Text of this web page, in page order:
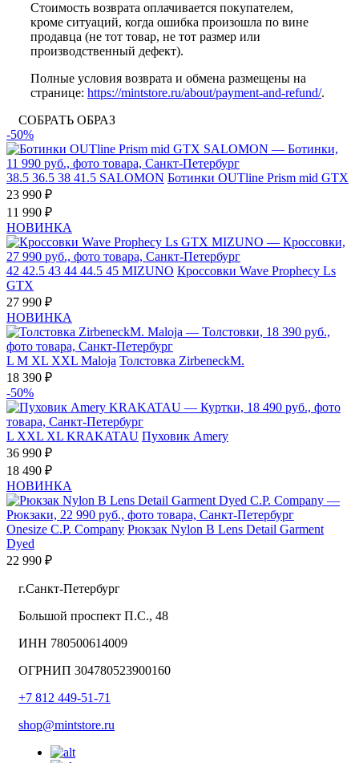
Стоимость возврата оплачивается покупателем,
кроме ситуаций, когда ошибка произошла по вине
продавца (не тот товар, не тот размер или
производственный дефект).
Полные условия возврата и обмена размещены на
странице: https://mintstore.ru/about/payment-and-refund/.
СОБРАТЬ ОБРАЗ
-50%
38.5 36.5 38 41.5 SALOMON Ботинки OUTline Prism mid GTX
23 990 ₽
11 990 ₽
НОВИНКА
42 42.5 43 44 44.5 45 MIZUNO Кроссовки Wave Prophecy Ls
GTX
27 990 ₽
НОВИНКА
L M XL XXL Maloja Толстовка ZirbeneckM.
18 390 ₽
-50%
L XXL XL KRAKATAU Пуховик Amery
36 990 ₽
18 490 ₽
НОВИНКА
Onesize C.P. Company Рюкзак Nylon B Lens Detail Garment
Dyed
22 990 ₽
г.Санкт-Петербург
Большой проспект П.С., 48
ИНН 780500614009
ОГРНИП 304780523900160
+7 812 449-51-71
shop@mintstore.ru